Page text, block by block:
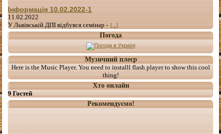
Інформація 10.02.2022-1
11.02.2022
У Львівській ДПІ відбувся семінар - [...]
Погода
Музичний плеєр
Here is the Music Player. You need to installl flash player to show this cool
thing!
Хто онлайн
9 Гостей
Рекомендуємо!